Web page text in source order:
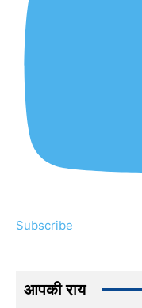
Subscribe
आपकी राय